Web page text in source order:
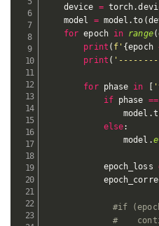
    device
= torch.
    model
= model .to (
for epoch in range(
print ( f' {epoch
print (
for phase in
if phase ==
                model
.
else:
                model
.
            epoch_loss
#if
#